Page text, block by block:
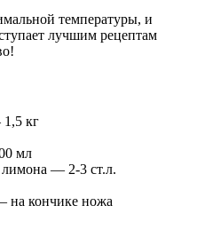
температуры, и
лучшим рецептам
кг
мл
— 2-3 ст.л.
на кончике ножа